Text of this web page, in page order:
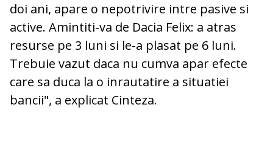
doi ani, apare o nepotrivire intre pasive si
active. Amintiti-va de Dacia Felix: a atras
resurse pe 3 luni si le-a plasat pe 6 luni.
Trebuie vazut daca nu cumva apar efecte
care sa duca la o inrautatire a situatiei
bancii", a explicat Cinteza.